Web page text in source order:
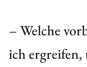
– Welche
ich